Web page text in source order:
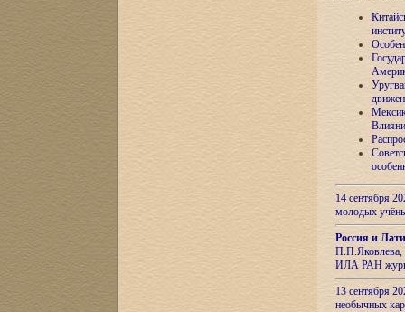
14 сентября
молодых
Россия и
П.П.Яковлева,
ИЛА РАН
13 сентября
необычных